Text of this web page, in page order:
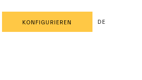
KONFIGURIEREN DE